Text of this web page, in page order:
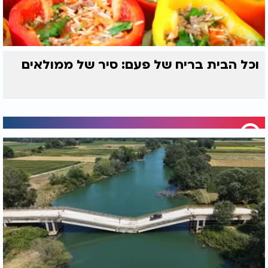
וכל הבית בריח של פעם: סיר של ממולאים